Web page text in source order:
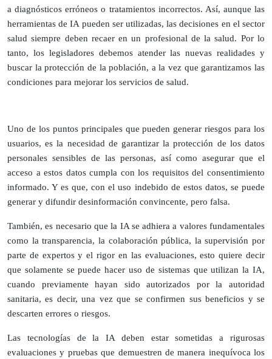
a diagnósticos erróneos o tratamientos incorrectos. Así, aunque las
herramientas de IA pueden ser utilizadas, las decisiones en el sector
salud siempre deben recaer en un profesional de la salud. Por lo
tanto, los legisladores debemos atender las nuevas realidades y
buscar la protección de la población, a la vez que garantizamos las
condiciones para mejorar los servicios de salud.
Uno de los puntos principales que pueden generar riesgos para los
usuarios, es la necesidad de garantizar la protección de los datos
personales sensibles de las personas, así como asegurar que el
acceso a estos datos cumpla con los requisitos del consentimiento
informado. Y es que, con el uso indebido de estos datos, se puede
generar y difundir desinformación convincente, pero falsa.
También, es necesario que la IA se adhiera a valores fundamentales
como la transparencia, la colaboración pública, la supervisión por
parte de expertos y el rigor en las evaluaciones, esto quiere decir
que solamente se puede hacer uso de sistemas que utilizan la IA,
cuando previamente hayan sido autorizados por la autoridad
sanitaria, es decir, una vez que se confirmen sus beneficios y se
descarten errores o riesgos.
Las tecnologías de la IA deben estar sometidas a rigurosas
evaluaciones y pruebas que demuestren de manera inequívoca los